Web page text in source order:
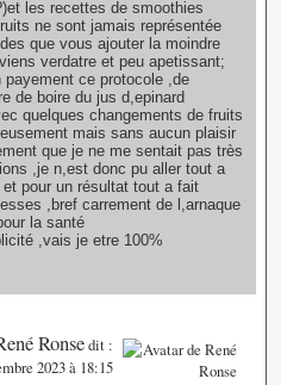
les recettes de smoothies
ne sont jamais représentée
que vous ajouter la moindre
verdatre et peu apetissant;
ce protocole ,de
de boire du jus d,epinard
quelques changements de fruits
mais sans aucun plaisir
que je ne me sentait pas très
,je n,est donc pu aller tout a
pour un résultat tout a fait
,bref carrement de l,arnaque
la santé
,vais je etre 100%
Ronsedit :
2023 à 18:15